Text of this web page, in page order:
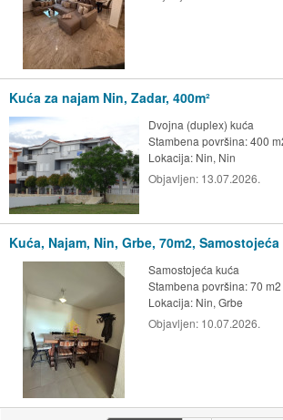
Kuća za najam Nin, Zadar, 400m²
Dvojna (duplex) kuća
Stambena površina: 400
Lokacija: Nin, Nin
Objavljen: 13.07.2026.
Kuća, Najam, Nin, Grbe, 70m2, Samostojeća
Samostojeća kuća
Stambena površina: 70 m2
Lokacija: Nin, Grbe
Objavljen: 10.07.2026.